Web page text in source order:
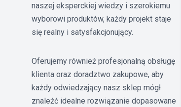
naszej eksperckiej wiedzy i szerokiemu
wyborowi produktów, każdy projekt staje
się realny i satysfakcjonujący.
Oferujemy również profesjonalną obsługę
klienta oraz doradztwo zakupowe, aby
każdy odwiedzający nasz sklep mógł
znaleźć idealne rozwiązanie dopasowane